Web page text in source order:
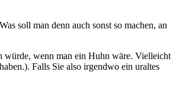
soll man denn auch sonst so machen, an
würde, wenn man ein Huhn wäre. Vielleicht
Falls Sie also irgendwo ein uraltes